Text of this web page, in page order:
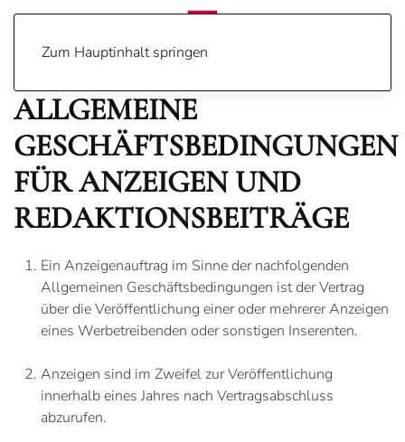
Zum Hauptinhalt springen
ALLGEMEINE
GESCHÄFTSBEDINGUNGEN
FÜR ANZEIGEN UND
REDAKTIONSBEITRÄGE
Ein Anzeigenauftrag im Sinne der nachfolgenden
Allgemeinen Geschäftsbedingungen ist der Vertrag
über die Veröffentlichung einer oder mehrerer Anzeigen
eines Werbetreibenden oder sonstigen Inserenten.
Anzeigen sind im Zweifel zur Veröffentlichung
innerhalb eines Jahres nach Vertragsabschluss
abzurufen.